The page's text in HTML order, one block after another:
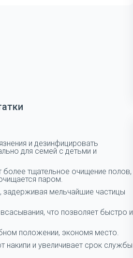
и дезинфицировать
для семей с детьми и
тщательное очищение полов,
паром.
задерживая мельчайшие частицы
что позволяет быстро и
положении, экономя место.
накипи и увеличивает срок службы